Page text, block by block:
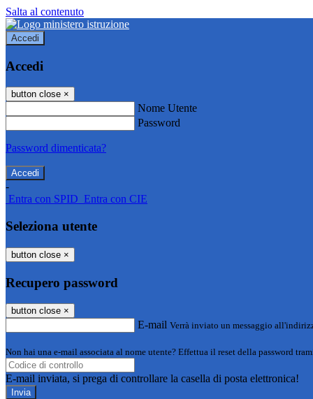
Salta al contenuto
Accedi
Accedi
button close ×
Nome Utente
Password
Password dimenticata?
-
Entra con SPID Entra con CIE
Seleziona utente
button close ×
Recupero password
button close ×
E-mail Verrà inviato un messaggio
Non hai una e-mail associata al nome utente? Effettua il reset della password
E-mail inviata, si prega di controllare la casella di posta elettronica!